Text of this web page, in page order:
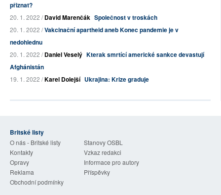
přiznat?
20. 1. 2022 /David Marenčák Společnost v troskách
20. 1. 2022 /Vakcinační apartheid aneb Konec pandemie je v
nedohlednu
20. 1. 2022 /Daniel Veselý Kterak smrtící americké sankce devastují
Afghánistán
19. 1. 2022 /Karel Dolejší Ukrajina: Krize graduje
Britské listy
O nás - Britské listy
Stanovy OSBL
Kontakty
Vzkaz redakci
Opravy
Informace pro autory
Reklama
Příspěvky
Obchodní podmínky